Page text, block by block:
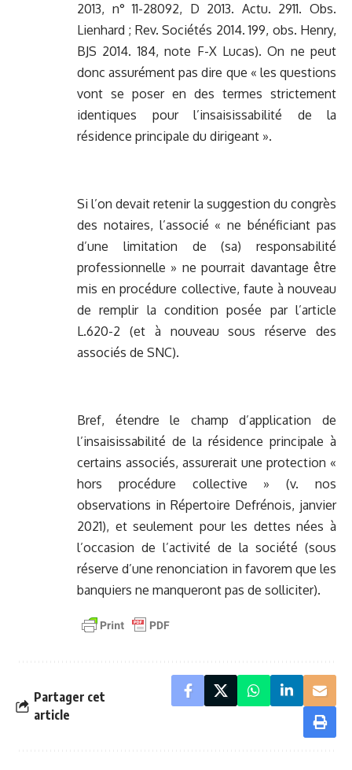
2013, n° 11-28092, D 2013. Actu. 2911. Obs.
Lienhard ; Rev. Sociétés 2014. 199, obs. Henry,
BJS 2014. 184, note F-X Lucas). On ne peut
donc assurément pas dire que « les questions
vont se poser en des termes strictement
identiques pour l’insaisissabilité de la
résidence principale du dirigeant ».
Si l’on devait retenir la suggestion du congrès
des notaires, l’associé « ne bénéficiant pas
d’une limitation de (sa) responsabilité
professionnelle » ne pourrait davantage être
mis en procédure collective, faute à nouveau
de remplir la condition posée par l’article
L.620-2 (et à nouveau sous réserve des
associés de SNC).
Bref, étendre le champ d’application de
l’insaisissabilité de la résidence principale à
certains associés, assurerait une protection «
hors procédure collective » (v. nos
observations in Répertoire Defrénois, janvier
2021), et seulement pour les dettes nées à
l’occasion de l’activité de la société (sous
réserve d’une renonciation in favorem que les
banquiers ne manqueront pas de solliciter).
Partager cet
article